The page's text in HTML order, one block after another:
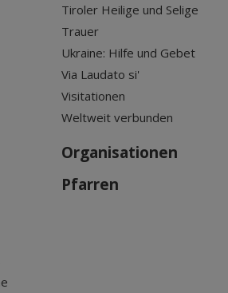
Tiroler Heilige und Selige
Trauer
Ukraine: Hilfe und Gebet
Via Laudato si'
Visitationen
Weltweit verbunden
Organisationen
Pfarren